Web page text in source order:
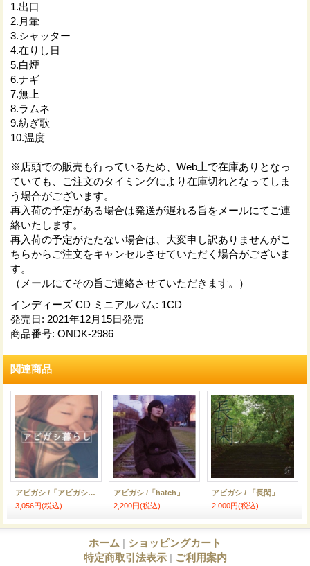
1.出口
2.月暈
3.シャッター
4.在りし日
5.白煙
6.ナギ
7.無上
8.ラムネ
9.紡ぎ歌
10.温度
※店頭での販売も行っているため、Web上で在庫ありとなっ
ていても、ご注文のタイミングにより在庫切れとなってしま
う場合がございます。
再入荷の予定がある場合は発送が遅れる旨をメールにてご連
絡いたします。
再入荷の予定がたたない場合は、大変申し訳ありませんがこ
ちらからご注文をキャンセルさせていただく場合がございま
す。
（メールにてその旨ご連絡させていただきます。）
インディーズ CD ミニアルバム: 1CD
発売日: 2021年12月15日発売
商品番号: ONDK-2986
関連商品
アビガシ /「アビガシ暮らし」
3,056円(税込)
アビガシ /「hatch」
2,200円(税込)
アビガシ / 「長閑」
2,000円(税込)
ホーム | ショッピングカート
特定商取引法表示 | ご利用案内